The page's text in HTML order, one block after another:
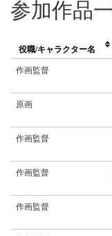
参加作品
役職/キャラクター名
作画監督
原画
作画監督
作画監督
作画監督